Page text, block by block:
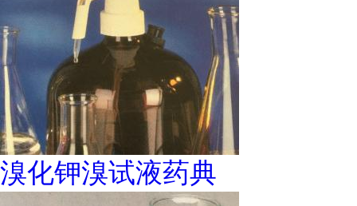
溴化钾溴试液药典